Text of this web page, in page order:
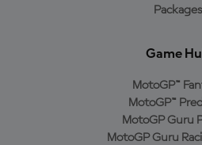
Packages
Game
MotoGP™
MotoGP™
MotoGP Guru
MotoGP Guru